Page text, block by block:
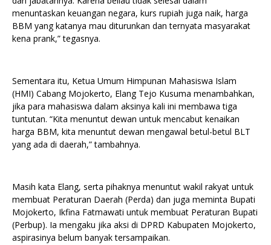
menuntaskan keuangan negara, kurs rupiah juga naik, harga
BBM yang katanya mau diturunkan dan ternyata masyarakat
kena prank,” tegasnya.
Sementara itu, Ketua Umum Himpunan Mahasiswa Islam
(HMI) Cabang Mojokerto, Elang Tejo Kusuma menambahkan,
jika para mahasiswa dalam aksinya kali ini membawa tiga
tuntutan. “Kita menuntut dewan untuk mencabut kenaikan
harga BBM, kita menuntut dewan mengawal betul-betul BLT
yang ada di daerah,” tambahnya.
Masih kata Elang, serta pihaknya menuntut wakil rakyat untuk
membuat Peraturan Daerah (Perda) dan juga meminta Bupati
Mojokerto, Ikfina Fatmawati untuk membuat Peraturan Bupati
(Perbup). Ia mengaku jika aksi di DPRD Kabupaten Mojokerto,
aspirasinya belum banyak tersampaikan.